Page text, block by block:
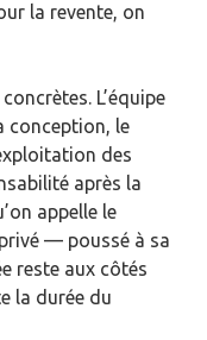
la revente, on
L’équipe
conception, le
des
après la
appelle le
— poussé à sa
reste aux côtés
la durée du